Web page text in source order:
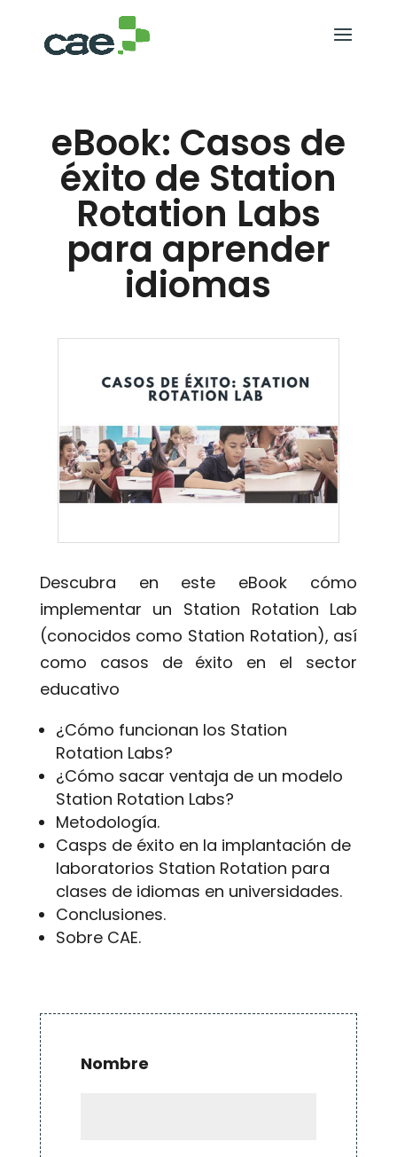
eBook: Casos de
éxito de Station
Rotation Labs
para aprender
idiomas
Descubra en este eBook cómo
implementar un Station Rotation Lab
(conocidos como Station Rotation), así
como casos de éxito en el sector
educativo
¿Cómo funcionan los Station
Rotation Labs?
¿Cómo sacar ventaja de un modelo
Station Rotation Labs?
Metodología.
Casps de éxito en la implantación de
laboratorios Station Rotation para
clases de idiomas en universidades.
Conclusiones.
Sobre CAE.
Nombre